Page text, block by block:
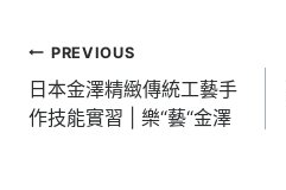
文
章
導
PREVIOUS
日本金澤精緻傳統工藝手
作技能實習 | 樂“藝“金澤